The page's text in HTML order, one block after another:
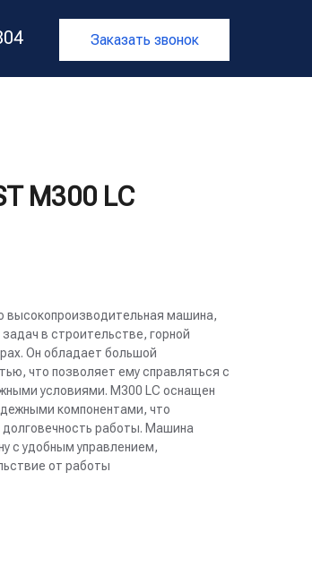
Заказать звонок
M300 LC
высокопроизводительная машина,
в строительстве, горной
Он обладает большой
что позволяет ему справляться с
условиями. M300 LC оснащен
компонентами, что
работы. Машина
с удобным управлением,
от работы